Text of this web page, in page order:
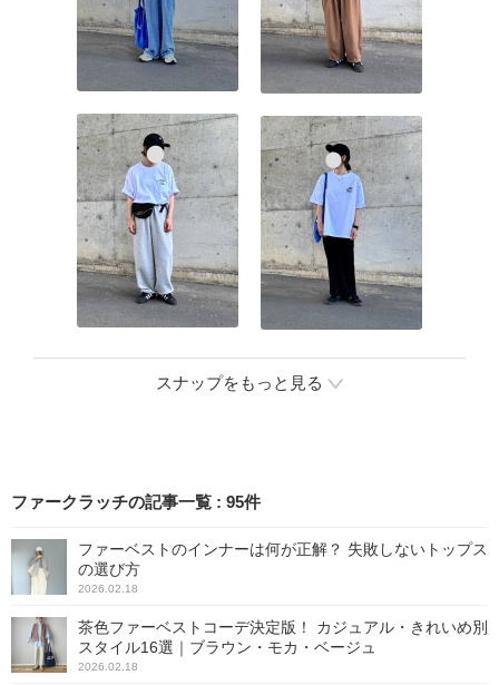
スナップをもっと見る
ファークラッチの記事一覧 : 95件
ファーベストのインナーは何が正解？ 失敗しないトップス
の選び方
2026.02.18
茶色ファーベストコーデ決定版！ カジュアル・きれいめ別
スタイル16選｜ブラウン・モカ・ベージュ
2026.02.18